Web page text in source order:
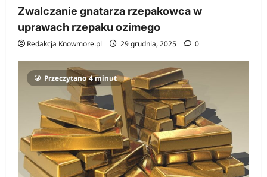
Zwalczanie gnatarza rzepakowca w
uprawach rzepaku ozimego
Redakcja Knowmore.pl 29 grudnia, 2025 0
Przeczytano 4 minut